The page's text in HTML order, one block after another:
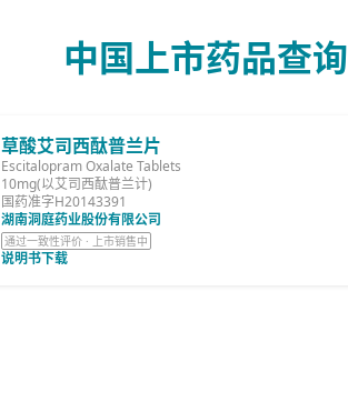
中国上市药品查询
草酸艾司西酞普兰片
Escitalopram Oxalate Tablets
10mg(以艾司西酞普兰计)
国药准字H20143391
湖南洞庭药业股份有限公司
通过一致性评价 · 上市销售中
说明书下载